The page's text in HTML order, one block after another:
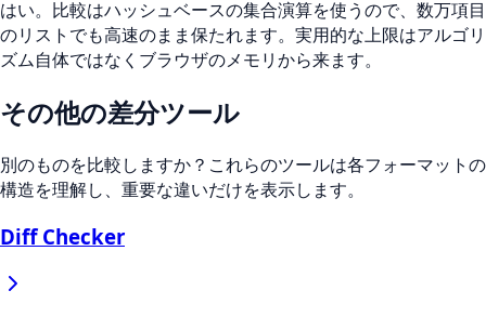
はい。比較はハッシュベースの集合演算を使うので、数万項目
のリストでも高速のまま保たれます。実用的な上限はアルゴリ
ズム自体ではなくブラウザのメモリから来ます。
その他の差分ツール
別のものを比較しますか？これらのツールは各フォーマットの
構造を理解し、重要な違いだけを表示します。
Diff Checker